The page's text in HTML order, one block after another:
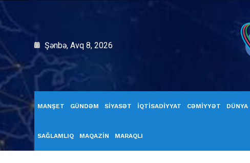
Şənbə, Avq 8, 2026
MANŞET GÜNDƏM SİYASƏT İQTİSADİYYAT CƏMİYYƏT DÜNYA
SAĞLAMLIQ MAQAZİN MARAQLI